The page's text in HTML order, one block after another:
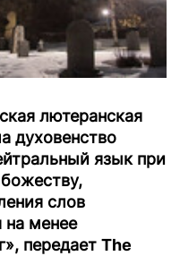
лютеранская
духовенство
язык при
слов
на менее
передает The